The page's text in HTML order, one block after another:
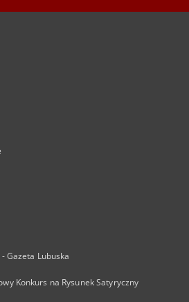
Gazeta Lubuska
Konkurs na Rysunek Satyryczny